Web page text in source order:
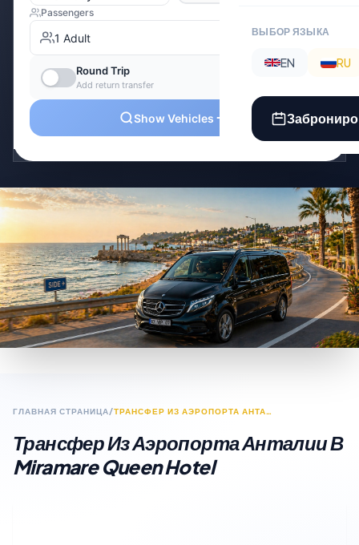
ВЫБОР ЯЗЫКА
EN RU
ГЛАВНАЯ СТРАНИЦА/ ТРАНСФЕР ИЗ АЭРОПОРТА АНТАЛИИ В MIRAMARE QUEEN HOTEL
Трансфер Из Аэропорта Анталии В
Miramare Queen Hotel